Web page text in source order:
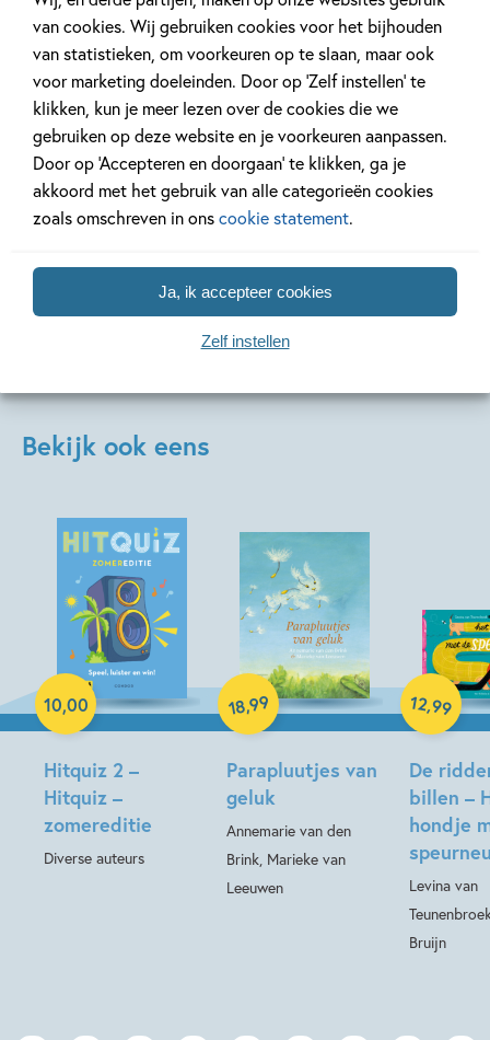
van cookies. Wij gebruiken cookies voor het bijhouden
van statistieken, om voorkeuren op te slaan, maar ook
voor marketing doeleinden. Door op ‘Zelf instellen’ te
klikken, kun je meer lezen over de cookies die we
gebruiken op deze website en je voorkeuren aanpassen.
Door op ‘Accepteren en doorgaan’ te klikken, ga je
akkoord met het gebruik van alle categorieën cookies
zoals omschreven in onscookie statement.
Ja, ik accepteer cookies
Zelf instellen
20 APRIL 2026
Oplossing ‘De schaduwroof’
puzzel!
Lees meer
27 FEBRUARI 2026
Ons
regent ganzen’
Lees meer
Bekijk alle artikelen
Bekijk ook eens
Hitquiz 2 –
Hitquiz –
zomereditie
Diverse auteurs
10,00
Paperback
Parapluutjes van
geluk
Annemarie van den
Brink, Marieke van
Leeuwen
18,99
Hardcover
De
billen –
hondje
Levina van
Bruijn
12,99
Hardcover